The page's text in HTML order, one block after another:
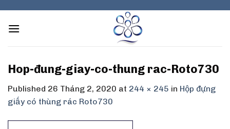
content
Hop-đung-giay-co-thung rac-Roto730
Published 26 Tháng 2, 2020 at 244 × 245 in Hộp đựng
giấy có thùng rác Roto730